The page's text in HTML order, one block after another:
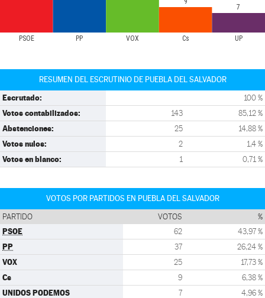
PSOE PP VOX Cs UP
7
RESUMEN DEL ESCRUTINIO DE PUEBLA DEL SALVADOR
Escrutado: 100 %
Votos contabilizados: 143 85,12 %
Abstenciones: 25 14,88 %
Votos nulos: 2 1,4 %
Votos en blanco: 1 0,71 %
VOTOS POR PARTIDOS EN PUEBLA DEL SALVADOR
PARTIDO VOTOS %
PSOE 62 43,97 %
PP 37 26,24 %
VOX 25 17,73 %
Cs 9 6,38 %
UNIDOS PODEMOS 7 4,96 %